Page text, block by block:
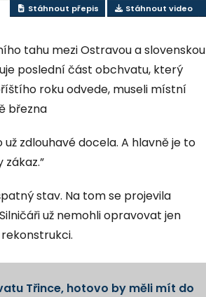
Stáhnout přepis Stáhnout video
tahu mezi Ostravou a slovenskou
poslední část obchvatu, který
roku odvede, museli místní
března
už zdlouhavé docela. A hlavně je to
stav. Na tom se projevila
už nemohli opravovat jen
Třince, hotovo by měli mít do